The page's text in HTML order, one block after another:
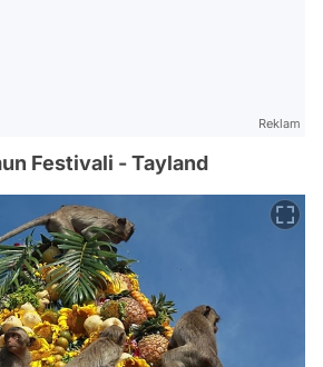
Reklam
Festivali - Tayland